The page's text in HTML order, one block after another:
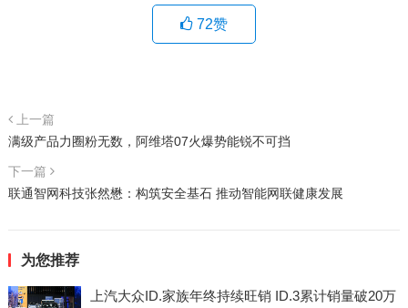
72赞
上一篇
满级产品力圈粉无数，阿维塔07火爆势能锐不可挡
下一篇
联通智网科技张然懋：构筑安全基石 推动智能网联健康发展
为您推荐
上汽大众ID.家族年终持续旺销 ID.3累计销量破20万